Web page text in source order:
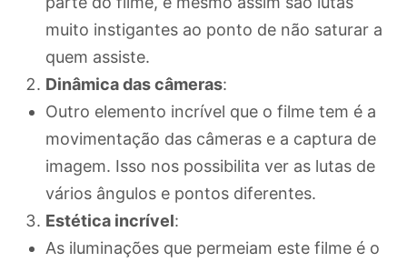
muito instigantes ao ponto de não saturar a
quem assiste.
Dinâmica das câmeras:
Outro elemento incrível que o filme tem é a
movimentação das câmeras e a captura de
imagem. Isso nos possibilita ver as lutas de
vários ângulos e pontos diferentes.
Estética incrível:
As iluminações que permeiam este filme é o